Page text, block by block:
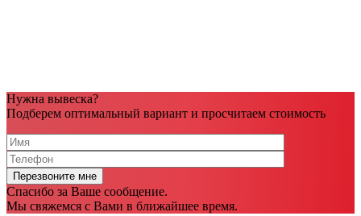
Нужна вывеска?
Подберем оптимальный вариант и просчитаем стоимость
Спасибо за Ваше сообщение.
Мы свяжемся с Вами в ближайшее время.